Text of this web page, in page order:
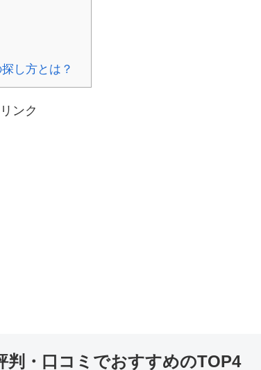
し方とは？
ンク
判・口コミでおすすめのTOP4